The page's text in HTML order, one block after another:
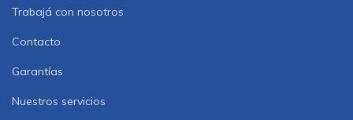
Trabajá con nosotros
Contacto
Garantías
Nuestros servicios